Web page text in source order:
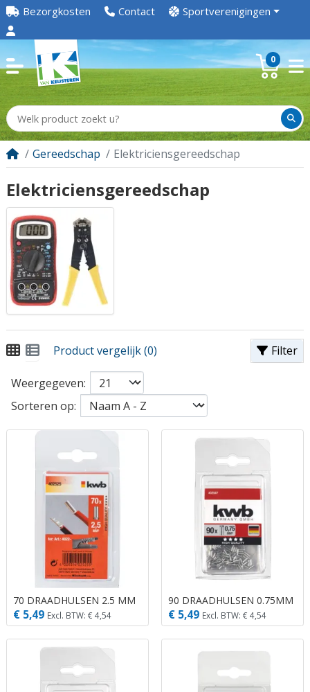
Bezorgkosten Contact Sportverenigingen
0
Gereedschap Elektriciensgereedschap
Elektriciensgereedschap
Filter
Product vergelijk (0)
Weergegeven:
Sorteren op:
70 DRAADHULSEN 2.5 MM
€ 5,49 Excl. BTW: € 4,54
90 DRAADHULSEN 0.75MM
€ 5,49 Excl. BTW: € 4,54